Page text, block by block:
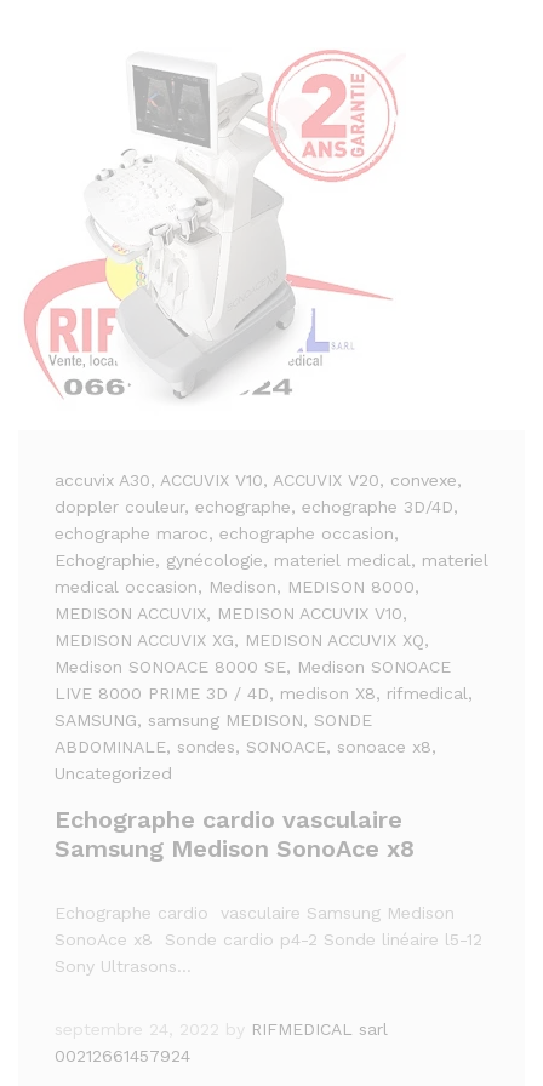
accuvix A30, ACCUVIX V10, ACCUVIX V20, convexe,
doppler couleur, echographe, echographe 3D/4D,
echographe maroc, echographe occasion,
Echographie, gynécologie, materiel medical, materiel
medical occasion, Medison, MEDISON 8000,
MEDISON ACCUVIX, MEDISON ACCUVIX V10,
MEDISON ACCUVIX XG, MEDISON ACCUVIX XQ,
Medison SONOACE 8000 SE, Medison SONOACE
LIVE 8000 PRIME 3D / 4D, medison X8, rifmedical,
SAMSUNG, samsung MEDISON, SONDE
ABDOMINALE, sondes, SONOACE, sonoace x8,
Uncategorized
Echographe cardio vasculaire
Samsung Medison SonoAce x8
Echographe cardio vasculaire Samsung Medison
SonoAce x8 Sonde cardio p4-2 Sonde linéaire l5-12
Sony Ultrasons…
septembre 24, 2022 by RIFMEDICAL sarl
00212661457924